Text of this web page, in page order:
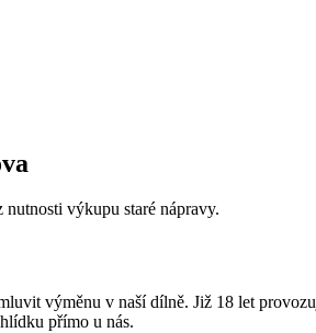
výkupu staré nápravy.
výměnu v naší dílně. Již 18 let
přímo u nás.